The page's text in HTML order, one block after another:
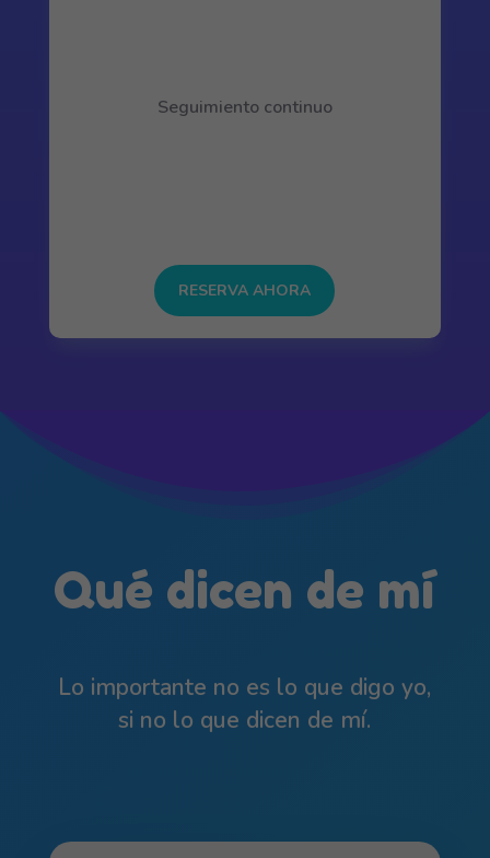
Seguimiento continuo
RESERVA AHORA
Qué dicen de mí
Lo importante no es lo que digo yo,
si no lo que dicen de mí.